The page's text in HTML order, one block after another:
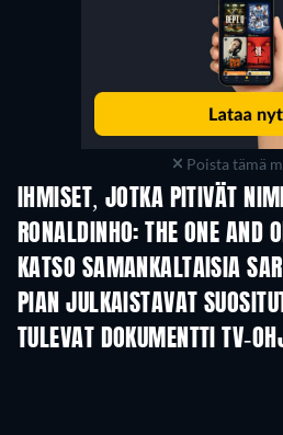
Poista tämä
IHMISET, JOTKA PITIVÄT
RONALDINHO: THE ONE AND
KATSO SAMANKALTAISIA
TV
PIAN JULKAISTAVAT
TV
TULEVAT DOKUMENTTI TV-
Kausi 1